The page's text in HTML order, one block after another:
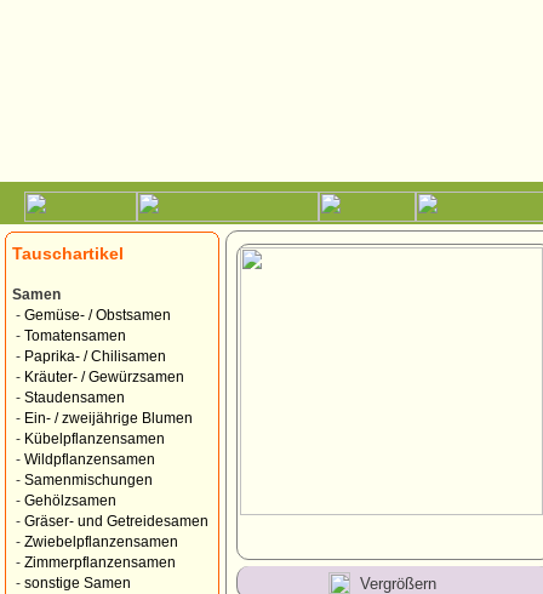
Tauschartikel
Samen
- Gemüse- / Obstsamen
- Tomatensamen
- Paprika- / Chilisamen
- Kräuter- / Gewürzsamen
- Staudensamen
- Ein- / zweijährige Blumen
- Kübelpflanzensamen
- Wildpflanzensamen
- Samenmischungen
- Gehölzsamen
- Gräser- und Getreidesamen
- Zwiebelpflanzensamen
- Zimmerpflanzensamen
- sonstige Samen Vergrößern